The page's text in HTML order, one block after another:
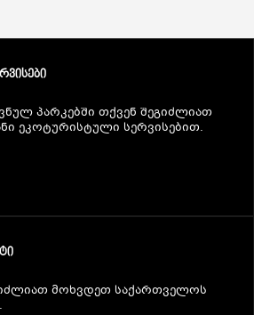
პარკებში თქვენ შეგიძლიათ
ეკოტურისტული სერვისებით.
მოხვდეთ საქართველოს